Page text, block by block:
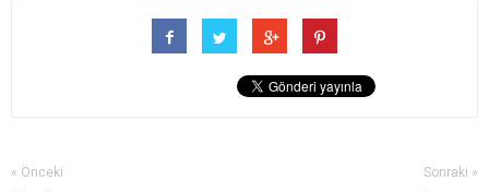
« Önceki Sonraki »